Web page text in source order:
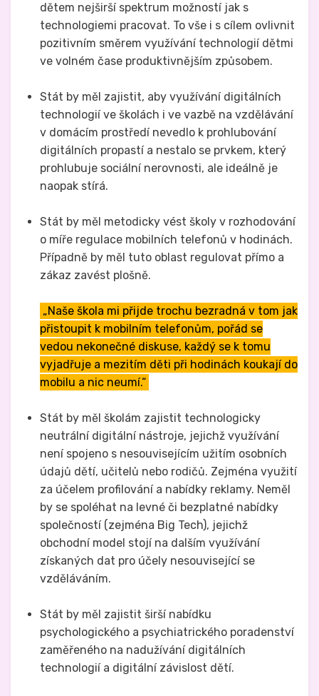
dětem nejširší spektrum možností jak s
technologiemi pracovat. To vše i s cílem ovlivnit
pozitivním směrem využívání technologií dětmi
ve volném čase produktivnějším způsobem.
Stát by měl zajistit, aby využívání digitálních
technologií ve školách i ve vazbě na vzdělávání
v domácím prostředí nevedlo k prohlubování
digitálních propastí a nestalo se prvkem, který
prohlubuje sociální nerovnosti, ale ideálně je
naopak stírá.
Stát by měl metodicky vést školy v rozhodování
o míře regulace mobilních telefonů v hodinách.
Případně by měl tuto oblast regulovat přímo a
zákaz zavést plošně.
„Naše škola mi přijde trochu bezradná v tom jak
přistoupit k mobilním telefonům, pořád se
vedou nekonečné diskuse, každý se k tomu
vyjadřuje a mezitím děti při hodinách koukají do
mobilu a nic neumí.“
Stát by měl školám zajistit technologicky
neutrální digitální nástroje, jejichž využívání
není spojeno s nesouvisejícím užitím osobních
údajů dětí, učitelů nebo rodičů. Zejména využití
za účelem profilování a nabídky reklamy. Neměl
by se spoléhat na levné či bezplatné nabídky
společností (zejména Big Tech), jejichž
obchodní model stojí na dalším využívání
získaných dat pro účely nesouvisející se
vzděláváním.
Stát by měl zajistit širší nabídku
psychologického a psychiatrického poradenství
zaměřeného na nadužívání digitálních
technologií a digitální závislost dětí.